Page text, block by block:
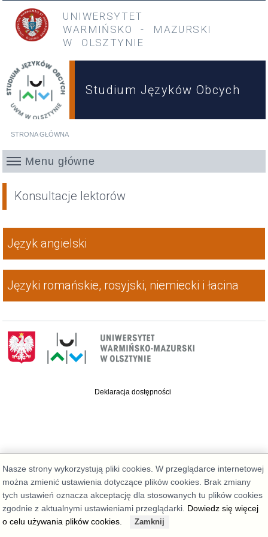
Przejdź do treści
Przejdź do menu głównego
UNIWERSYTET
WARMIŃSKO
- MAZURSKI
W OLSZTYNIE
Studium Języków Obcych
STRONA GŁÓWNA
Menu główne
Konsultacje lektorów
Język angielski
Języki romańskie, rosyjski, niemiecki i łacina
Deklaracja dostępności
Nasze strony wykorzystują pliki cookies. W przeglądarce internetowej
można zmienić ustawienia dotyczące plików cookies. Brak zmiany
tych ustawień oznacza akceptację dla stosowanych tu plików cookies
zgodnie z aktualnymi ustawieniami przeglądarki. Dowiedz się więcej
o celu używania plików cookies.